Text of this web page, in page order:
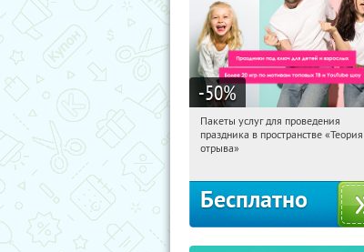
-50%
21:33:21 Получили:
Тюмень, улица Николая Зелинского,
Пакеты услуг для проведения
праздника в пространстве «Теория
отрыва»
Бесплатно